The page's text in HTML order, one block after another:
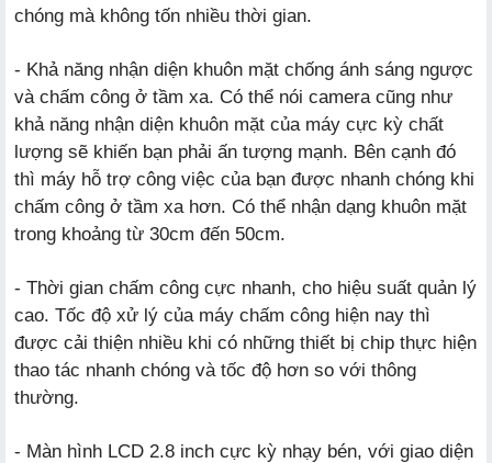
chóng mà không tốn nhiều thời gian.
- Khả năng nhận diện khuôn mặt chống ánh sáng ngược
và chấm công ở tầm xa. Có thể nói camera cũng như
khả năng nhận diện khuôn mặt của máy cực kỳ chất
lượng sẽ khiến bạn phải ấn tượng mạnh. Bên cạnh đó
thì máy hỗ trợ công việc của bạn được nhanh chóng khi
chấm công ở tầm xa hơn. Có thể nhận dạng khuôn mặt
trong khoảng từ 30cm đến 50cm.
- Thời gian chấm công cực nhanh, cho hiệu suất quản lý
cao. Tốc độ xử lý của máy chấm công hiện nay thì
được cải thiện nhiều khi có những thiết bị chip thực hiện
thao tác nhanh chóng và tốc độ hơn so với thông
thường.
- Màn hình LCD 2.8 inch cực kỳ nhạy bén, với giao diện